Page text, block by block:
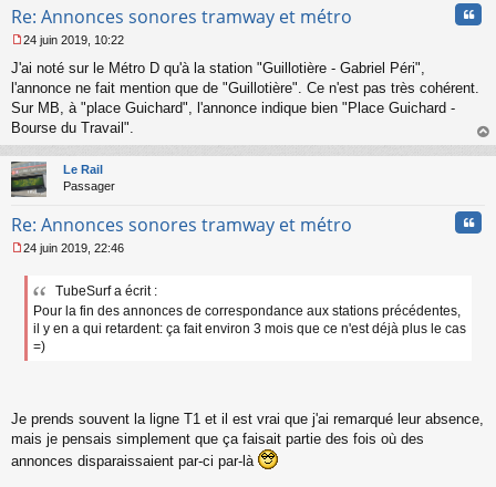
Re: Annonces sonores tramway et métro
e
s
g
n
o
u
24 juin 2019, 10:22
J'ai noté sur le Métro D qu'à la station "Guillotière - Gabriel Péri",
l'annonce ne fait mention que de "Guillotière". Ce n'est pas très cohérent.
Sur MB, à "place Guichard", l'annonce indique bien "Place Guichard -
Bourse du Travail".
au
Le Rail
Passager
Re: Annonces sonores tramway et métro
e
e
l
u
24 juin 2019, 22:46
TubeSurf a écrit :
Pour la fin des annonces de correspondance aux stations précédentes,
il y en a qui retardent: ça fait environ 3 mois que ce n'est déjà plus le cas
=)
Je prends souvent la ligne T1 et il est vrai que j'ai remarqué leur absence,
mais je pensais simplement que ça faisait partie des fois où des
annonces disparaissaient par-ci par-là